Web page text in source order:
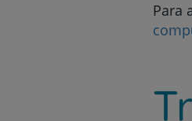
Para